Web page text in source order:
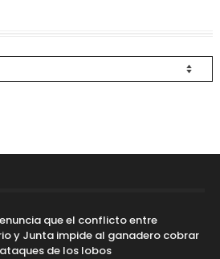
que el conflicto entre
y Junta impide al ganadero cobrar
de los lobos